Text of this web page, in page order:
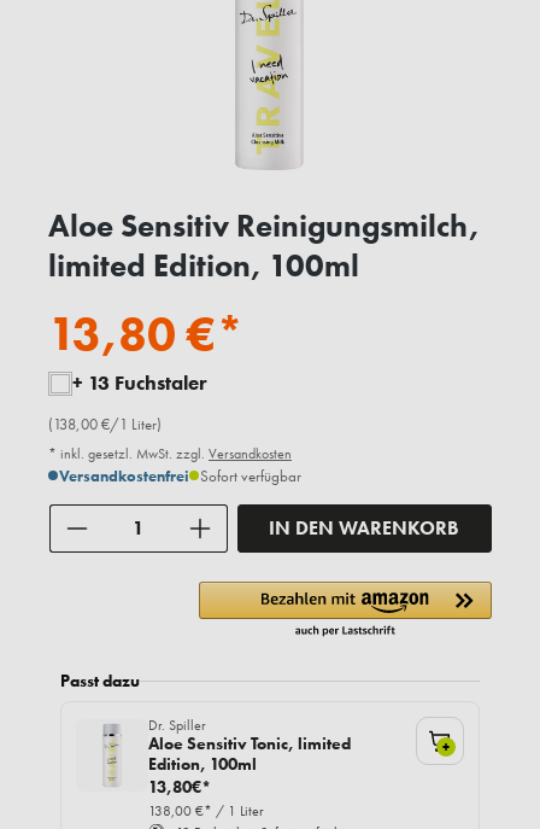
Aloe Sensitiv Reinigungsmilch,
limited Edition, 100ml
13,80 €*
+ 13 Fuchstaler
(138,00 €/1 Liter)
* inkl. gesetzl. MwSt. zzgl. Versandkosten
Versandkostenfrei Sofort verfügbar
IN DEN WARENKORB
Passt dazu
Dr. Spiller
Aloe Sensitiv Tonic, limited
Edition, 100ml
13,80€*
138,00 €* / 1 Liter
+